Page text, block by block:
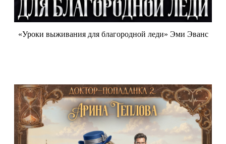
«Уроки выживания для благородной леди» Эми Эванс